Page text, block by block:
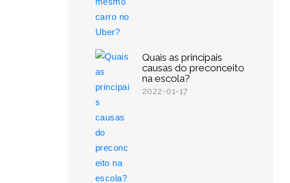
Quais as principais
causas do preconceito
na escola?
2022-01-17